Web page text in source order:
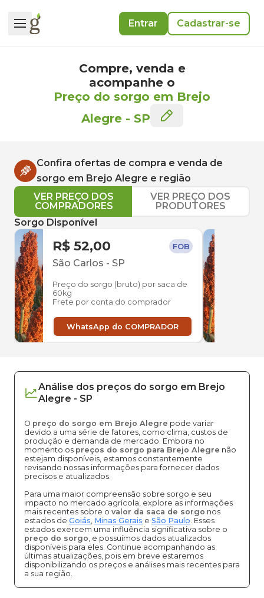
Entrar Cadastrar-se
Compre, venda e
acompanhe o
Preço do sorgo em Brejo
Alegre - SP
Confira ofertas de compra e venda de
sorgo em Brejo Alegre e região
VER PREÇO DOS
COMPRADORES
VER PREÇO DOS
PRODUTORES
Sorgo Disponível
R$ 52,00 FOB
São Carlos - SP
Preço do sorgo (bruto) por saca de
60kg
Frete por conta do comprador
WhatsApp do COMPRADOR
Análise dos preços do sorgo em Brejo
Alegre - SP
O preço do sorgo em Brejo Alegre pode variar
devido a uma série de fatores, como clima, custos de
produção e demanda de mercado. Embora no
momento os preços do sorgo para Brejo Alegre não
estejam disponíveis, estamos constantemente
revisando nossas informações para fornecer dados
precisos e atualizados.
Para uma maior compreensão sobre sorgo e seu
impacto no mercado agrícola, explore as informações
mais recentes sobre o valor da saca de sorgo nos
estados de Goiás, Minas Gerais e São Paulo. Esses
estados exercem uma influência significativa sobre o
preço do sorgo, e possuímos dados atualizados
disponíveis para eles. Continue acompanhando as
últimas atualizações, pois em breve estaremos
disponibilizando os preços e análises mais recentes para
a sua região.